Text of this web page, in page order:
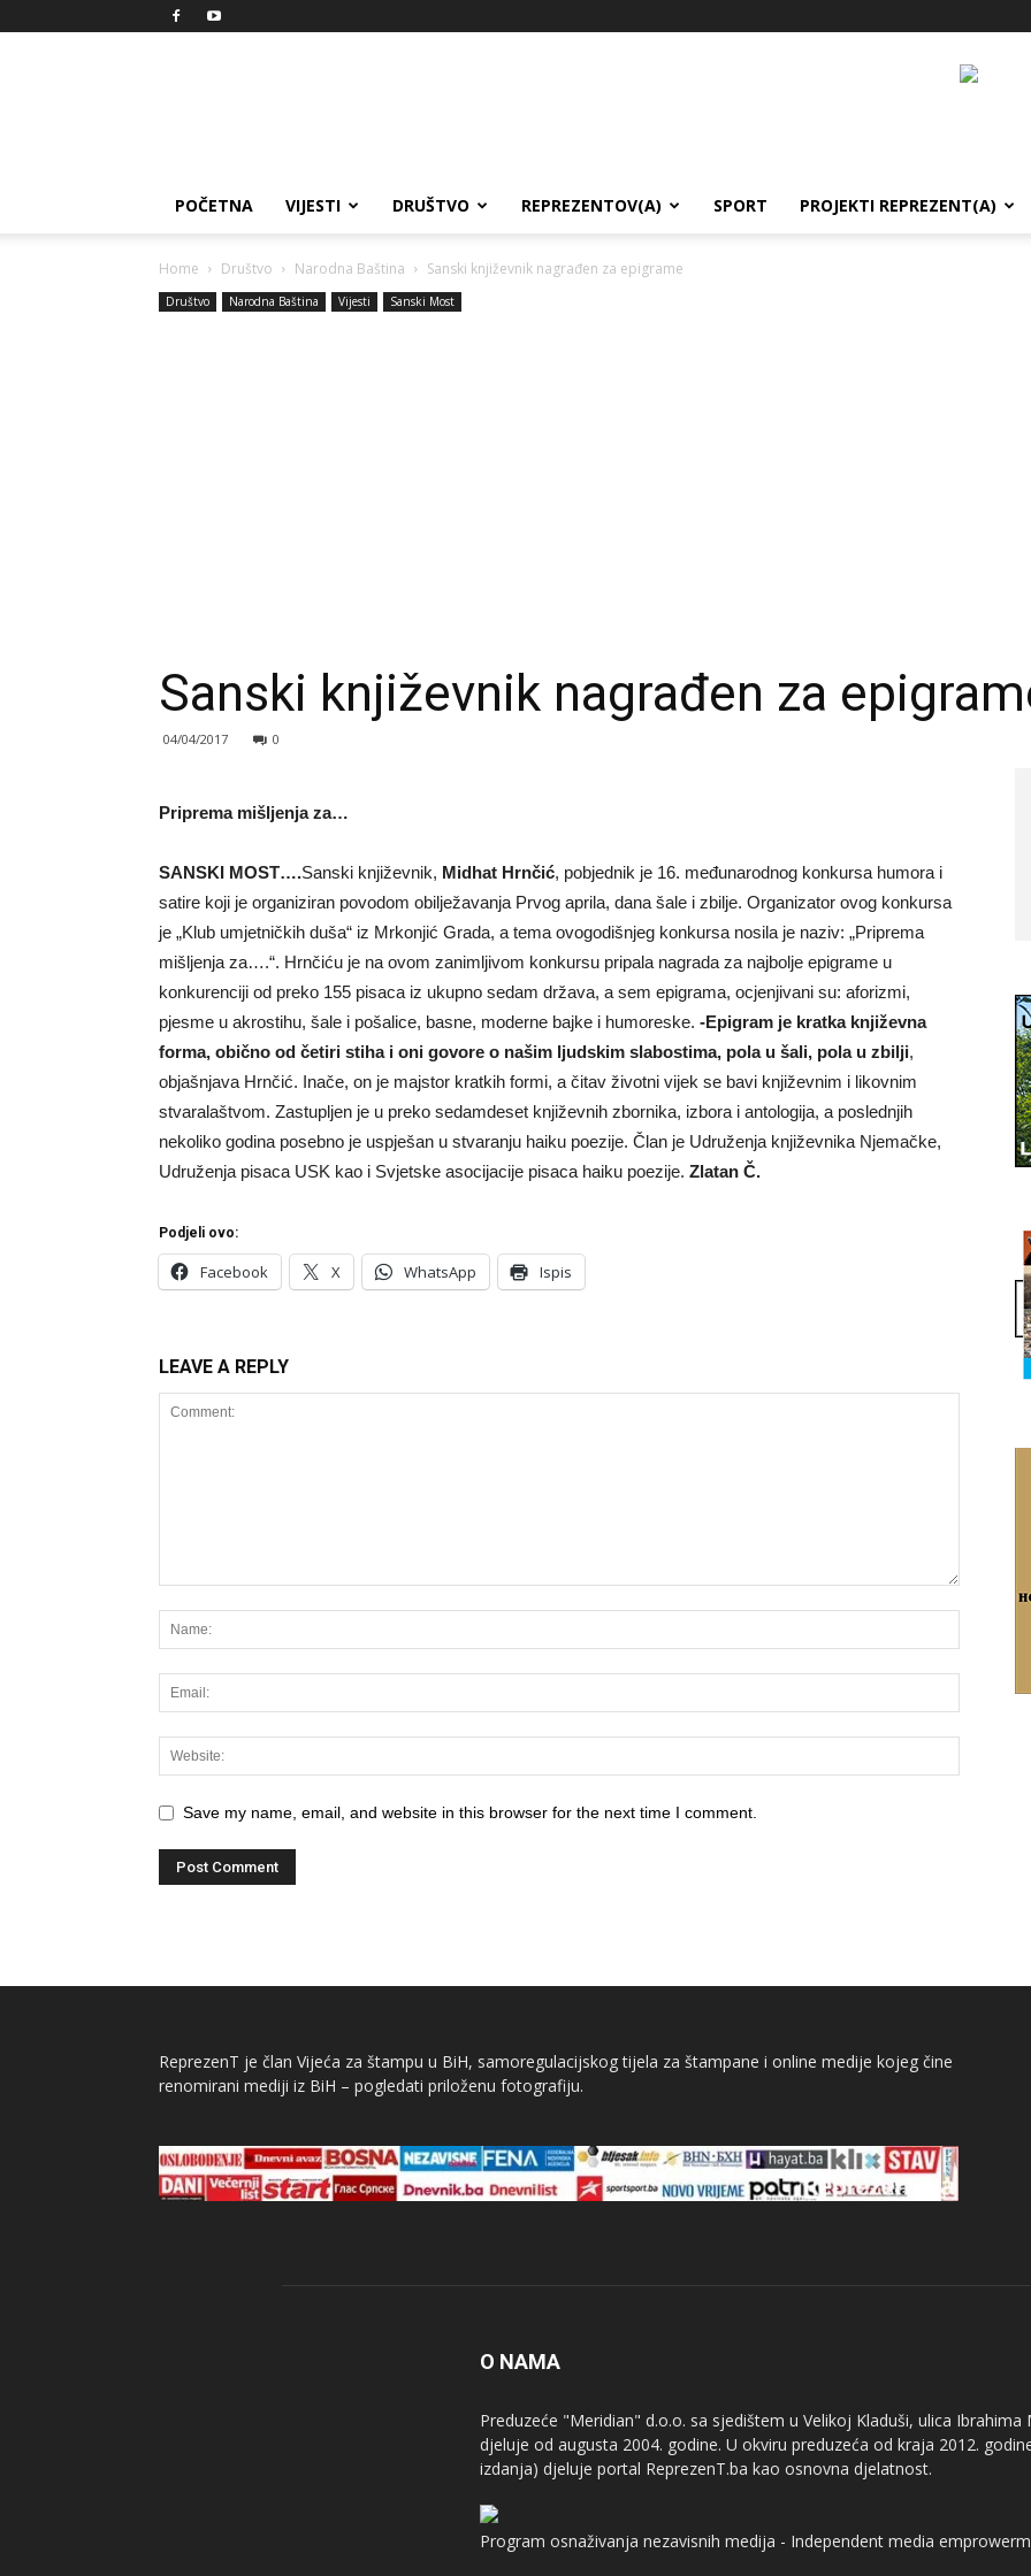
POČETNA VIJESTI DRUŠTVO REPREZENTOV(A) SPORT PROJEKTI REPREZENT(A)
Home Društvo Narodna Baština Sanski književnik nagrađen za epigrame
Društvo Narodna Baština Vijesti Sanski Most
Sanski književnik nagrađen za
04/04/2017 0
Priprema mišljenja za…
SANSKI MOST….Sanski književnik, Midhat Hrnčić, pobjednik je 16. međunarodnog konkursa humora i
satire koji je organiziran povodom obilježavanja Prvog aprila, dana šale i zbilje. Organizator ovog konkursa
je „Klub umjetničkih duša“ iz Mrkonjić Grada, a tema ovogodišnjeg konkursa nosila je naziv: „Priprema
mišljenja za….“. Hrnčiću je na ovom zanimljivom konkursu pripala nagrada za najbolje epigrame u
konkurenciji od preko 155 pisaca iz ukupno sedam država, a sem epigrama, ocjenjivani su: aforizmi,
pjesme u akrostihu, šale i pošalice, basne, moderne bajke i humoreske. -Epigram je kratka književna
forma, obično od četiri stiha i oni govore o našim ljudskim slabostima, pola u šali, pola u zbilji,
objašnjava Hrnčić. Inače, on je majstor kratkih formi, a čitav životni vijek se bavi književnim i likovnim
stvaralaštvom. Zastupljen je u preko sedamdeset književnih zbornika, izbora i antologija, a poslednjih
nekoliko godina posebno je uspješan u stvaranju haiku poezije. Član je Udruženja književnika Njemačke,
Udruženja pisaca USK kao i Svjetske asocijacije pisaca haiku poezije. Zlatan Č.
Podjeli ovo:
Facebook X WhatsApp Ispis
LEAVE A REPLY
Save my name, email, and website in this browser for the next time I comment.
ReprezenT je član Vijeća za štampu u BiH, samoregulacijskog tijela za štampane i online medije kojeg čine
renomirani mediji iz BiH – pogledati priloženu fotografiju.
O NAMA
Preduzeće "Meridian" d.o.o. sa sjedištem u Velikoj Kladuši, ulica
djeluje od augusta 2004. godine. U okviru preduzeća od kraja 2012.
izdanja) djeluje portal ReprezenT.ba kao osnovna djelatnost.
Program osnaživanja nezavisnih medija - Independent media